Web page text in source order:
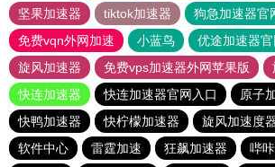
坚果加速器
tiktok加速器
狗急加速器官
免费vqn外网加速
小蓝鸟 优途加速器官
旋风加速器
免费vps加速器外网苹果版
快连加速器
快连加速器官网入口
原子
快鸭加速器
快柠檬加速器 旋风加速度
软件中心
雷霆加速 狂飙加速器 哔